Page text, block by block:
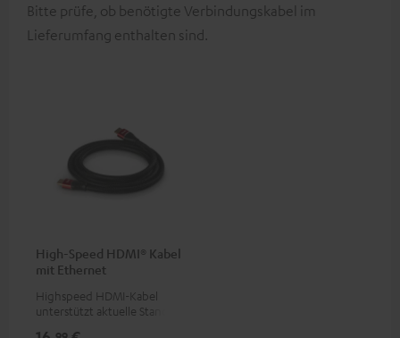
Bitte prüfe, ob benötigte Verbindungskabel im
Lieferumfang enthalten sind.
High-Speed HDMI® Kabel
mit Ethernet
Highspeed HDMI-Kabel
unterstützt aktuelle Standards